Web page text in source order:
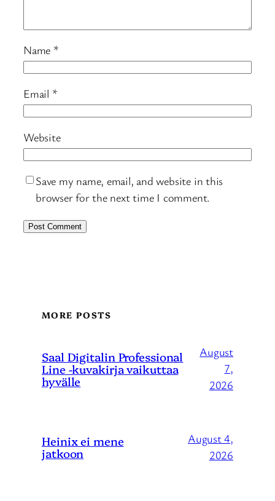
Name *
Email *
Website
Save my name, email, and website in this
browser for the next time I comment.
MORE POSTS
Saal Digitalin Professional
Line -kuvakirja vaikuttaa
hyvälle
August
7,
2026
Heinix ei mene
jatkoon
August 4,
2026